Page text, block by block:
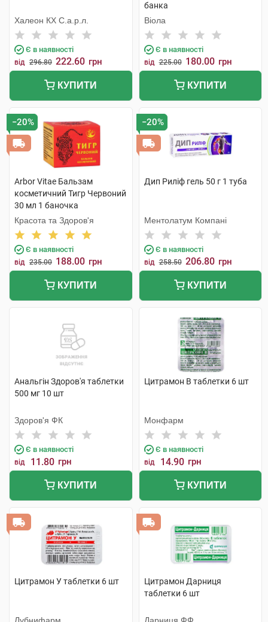
Халеон КХ С.а.р.л.
Є в наявності
від 296.80 222.60 грн
КУПИТИ
банка
Віола
Є в наявності
від 225.00 180.00 грн
КУПИТИ
−20%
Arbor Vitae Бальзам
косметичний Тигр Червоний
30 мл 1 баночка
Красота та Здоров'я
Є в наявності
від 235.00 188.00 грн
КУПИТИ
−20%
Дип Риліф гель 50 г 1 туба
Ментолатум Компані
Є в наявності
від 258.50 206.80 грн
КУПИТИ
Анальгін Здоров'я таблетки
500 мг 10 шт
Здоров'я ФК
Є в наявності
від 11.80 грн
КУПИТИ
Цитрамон В таблетки 6 шт
Монфарм
Є в наявності
від 14.90 грн
КУПИТИ
Цитрамон У таблетки 6 шт
Цитрамон Дарниця
таблетки 6 шт